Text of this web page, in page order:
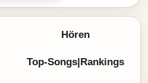
Hören
Top-Songs|Rankings